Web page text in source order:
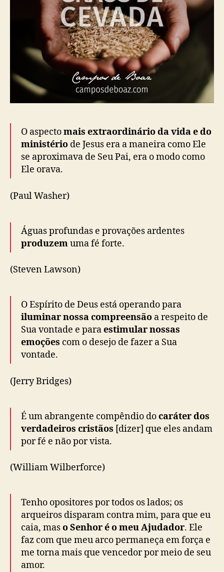
O aspectomais extraordinário da vida e do
ministério de Jesus era a maneira como Ele
se aproximava de Seu Pai, era o modo como
Ele orava.
(Paul Washer)
Águas profundas e provações ardentes
produzemuma fé forte.
(Steven Lawson)
O Espírito de Deus está operando para
iluminar nossa compreensão a respeito de
Sua vontade e paraestimular nossas
emoções com o desejo de fazer a Sua
vontade.
(Jerry Bridges)
É um abrangente compêndio docaráter dos
verdadeiros cristãos [dizer] que eles andam
por fé e não por vista.
(William Wilberforce)
Tenho opositores por todos os lados; os
arqueiros disparam contra mim, para que eu
caia, maso Senhor é o meu Ajudador. Ele
faz com que meu arco permaneça em força e
me torna mais que vencedor por meio de seu
amor.